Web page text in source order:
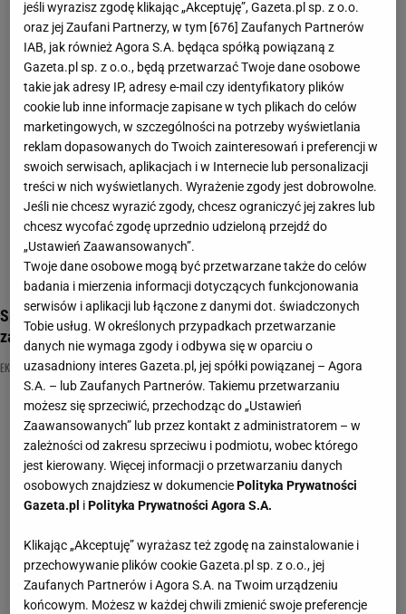
polska gospodarka
Sprawdź, co wiesz o polskiej gospodarce. 10/10
zarezerwowane tylko dla mistrzów
EKONOMIA NAJNOWSZE QUIZY DZISIAJ DODANE PKB
jeśli wyrazisz zgodę klikając „Akceptuję”, Gazeta.pl sp. z o.o.
oraz jej Zaufani Partnerzy, w tym [676] Zaufanych Partnerów
IAB, jak również Agora S.A. będąca spółką powiązaną z
Gazeta.pl sp. z o.o., będą przetwarzać Twoje dane osobowe
takie jak adresy IP, adresy e-mail czy identyfikatory plików
cookie lub inne informacje zapisane w tych plikach do celów
marketingowych, w szczególności na potrzeby wyświetlania
reklam dopasowanych do Twoich zainteresowań i preferencji w
swoich serwisach, aplikacjach i w Internecie lub personalizacji
treści w nich wyświetlanych. Wyrażenie zgody jest dobrowolne.
Jeśli nie chcesz wyrazić zgody, chcesz ograniczyć jej zakres lub
chcesz wycofać zgodę uprzednio udzieloną przejdź do
„Ustawień Zaawansowanych”.
Twoje dane osobowe mogą być przetwarzane także do celów
badania i mierzenia informacji dotyczących funkcjonowania
serwisów i aplikacji lub łączone z danymi dot. świadczonych
Tobie usług. W określonych przypadkach przetwarzanie
danych nie wymaga zgody i odbywa się w oparciu o
uzasadniony interes Gazeta.pl, jej spółki powiązanej – Agora
S.A. – lub Zaufanych Partnerów. Takiemu przetwarzaniu
możesz się sprzeciwić, przechodząc do „Ustawień
Zaawansowanych” lub przez kontakt z administratorem – w
zależności od zakresu sprzeciwu i podmiotu, wobec którego
jest kierowany. Więcej informacji o przetwarzaniu danych
osobowych znajdziesz w dokumenciePolityka Prywatności
Gazeta.pl iPolityka Prywatności Agora S.A.
Klikając „Akceptuję” wyrażasz też zgodę na zainstalowanie i
przechowywanie plików cookie Gazeta.pl sp. z o.o., jej
Zaufanych Partnerów i Agora S.A. na Twoim urządzeniu
końcowym. Możesz w każdej chwili zmienić swoje preferencje